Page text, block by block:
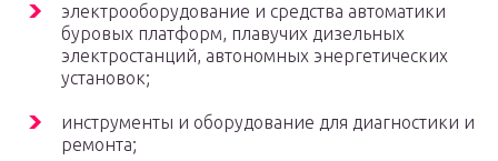
электрооборудование и средства автоматики
буровых платформ, плавучих дизельных
электростанций, автономных энергетических
установок;
инструменты и оборудование для диагностики и
ремонта;